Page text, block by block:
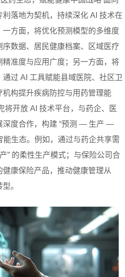
落地为契机，持续深化 AI 技术在
一方面，将优化预测模型的多维度
数据、居民健康档案、区域医疗
准度与应用广度；另一方面，将
过 AI 工具赋能县域医院、社区卫
构提升疾病防控与用药管理能
将开放 AI 技术平台，与药企、医
深度合作，构建 “预测 — 生产 —
生态。例如，通过与药企共享需
” 的柔性生产模式；与保险公司合
康保险产品，推动健康管理从
。